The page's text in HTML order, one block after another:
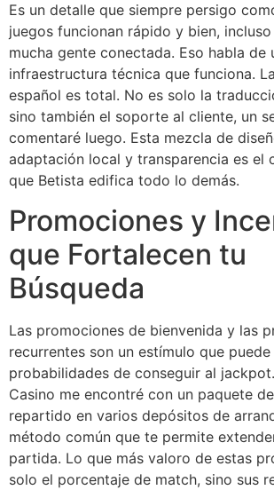
Es un detalle que siempre persigo
juegos funcionan rápido y bien,
mucha gente conectada. Eso habla de
infraestructura técnica que funciona.
español es total. No es solo la
sino también el soporte al cliente, un
comentaré luego. Esta mezcla de
adaptación local y transparencia es el
que Betista edifica todo lo demás.
Promociones y
que Fortalecen tu
Búsqueda
Las promociones de bienvenida y las
recurrentes son un estímulo que
probabilidades de conseguir al
Casino me encontré con un paquete
repartido en varios depósitos de
método común que te permite
partida. Lo que más valoro de estas
solo el porcentaje de match, sino sus